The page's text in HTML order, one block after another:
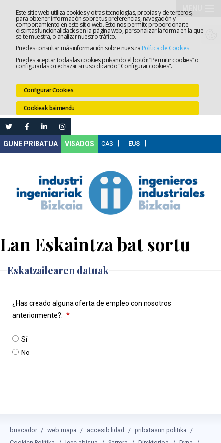
Este sitio web utiliza cookies y otras tecnologías, propias y de terceros,
para obtener información sobre tus preferencias, navegación y
comportamiento en este sitio web. Esto nos permite proporcionarte
distintas funcionalidades en la página web, personalizar la forma en la que
se te muestra, o analizar nuestro tráfico.
Puedes consultar más información sobre nuestra Política de Cookies
Puedes aceptar todas las cookies pulsando el botón “Permitir cookies” o
configurarlas o rechazar su uso clicando "Configurar cookies".
Configurar Cookies
Cookieak baimendu
VISADOS
Lan Eskaintza bat sortu
Eskatzailearen datuak
¿Has creado alguna oferta de empleo con nosotros
anteriormente?: *
Sí
No
Elkargoa
Lanaren
Leihatila
buscador web mapa accesibilidad
pribatasun politika